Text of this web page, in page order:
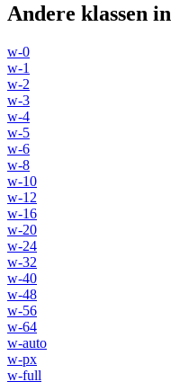
Andere klassen
w-0
w-1
w-2
w-3
w-4
w-5
w-6
w-8
w-10
w-12
w-16
w-20
w-24
w-32
w-40
w-48
w-56
w-64
w-auto
w-px
w-full